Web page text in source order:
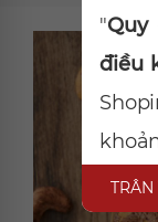
"Quy
điều